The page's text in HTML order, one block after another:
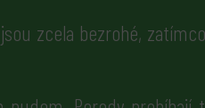
zcela bezrohé,